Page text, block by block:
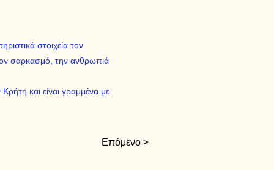
στοιχεία τον
σαρκασμό, την ανθρωπιά
και είναι γραμμένα με
Επόμενο >